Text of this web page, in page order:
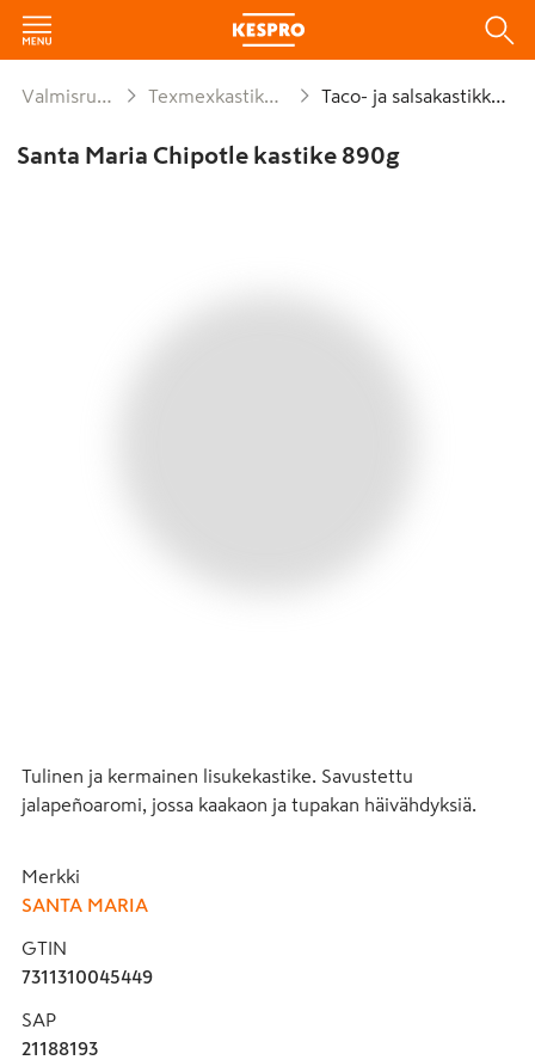
Valmisruoat Texmexkastikkeet Taco- ja salsakastikkeet
Santa Maria Chipotle kastike 890g
Tulinen ja kermainen lisukekastike. Savustettu
jalapeñoaromi, jossa kaakaon ja tupakan häivähdyksiä.
Merkki
SANTA MARIA
GTIN
7311310045449
SAP
21188193